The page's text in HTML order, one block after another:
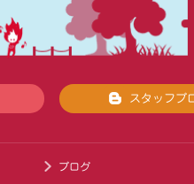
スタッフブ
ブログ